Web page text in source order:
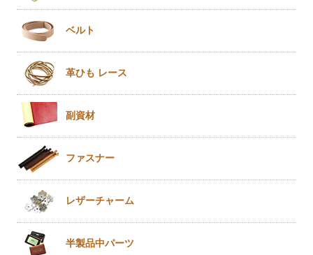
ベルト
革ひも レース
副資材
ファスナー
レザーチャーム
半製品中パーツ